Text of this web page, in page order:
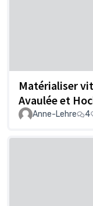
Matérialiser
Avaulée et
Anne-Lehre 4